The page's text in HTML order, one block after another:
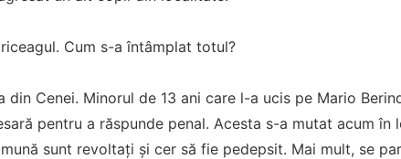
Cum s-a întâmplat totul?
din Cenei. Minorul de 13 ani care l-a ucis pe Mario
pentru a răspunde penal. Acesta s-a mutat acum în
sunt revoltați și cer să fie pedepsit. Mai mult, se